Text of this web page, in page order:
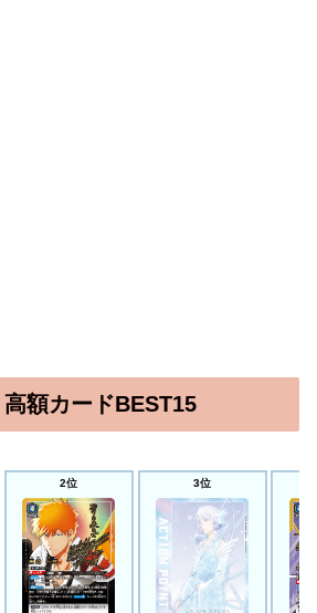
額カードBEST15
2位 3位